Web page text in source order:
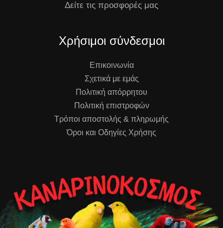
Δείτε τις προσφορές μας
Χρήσιμοι σύνδεσμοι
Επικοινωνία
Σχετικά με εμάς
Πολιτική απόρρητου
Πολιτική επιστροφών
Τρόποι αποστολής & πληρωμής
Όροι και Οδηγίες Χρήσης